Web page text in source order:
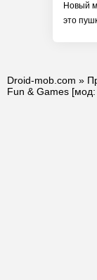
Новый
это
Droid-mob.com »
Fun & Games [мод: